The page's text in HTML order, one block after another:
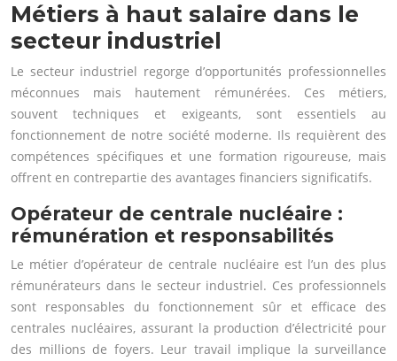
Métiers à haut salaire dans le
secteur industriel
Le secteur industriel regorge d’opportunités professionnelles
méconnues mais hautement rémunérées. Ces métiers,
souvent techniques et exigeants, sont essentiels au
fonctionnement de notre société moderne. Ils requièrent des
compétences spécifiques et une formation rigoureuse, mais
offrent en contrepartie des avantages financiers significatifs.
Opérateur de centrale nucléaire :
rémunération et responsabilités
Le métier d’opérateur de centrale nucléaire est l’un des plus
rémunérateurs dans le secteur industriel. Ces professionnels
sont responsables du fonctionnement sûr et efficace des
centrales nucléaires, assurant la production d’électricité pour
des millions de foyers. Leur travail implique la surveillance